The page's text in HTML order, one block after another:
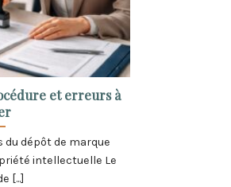
et erreurs à
dépôt de marque
intellectuelle Le
[...]